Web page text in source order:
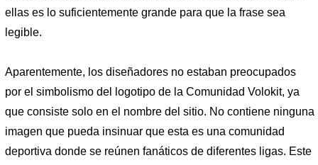
ellas es lo suficientemente grande para que la frase sea
legible.
Aparentemente, los diseñadores no estaban preocupados
por el simbolismo del logotipo de la Comunidad Volokit, ya
que consiste solo en el nombre del sitio. No contiene ninguna
imagen que pueda insinuar que esta es una comunidad
deportiva donde se reúnen fanáticos de diferentes ligas. Este